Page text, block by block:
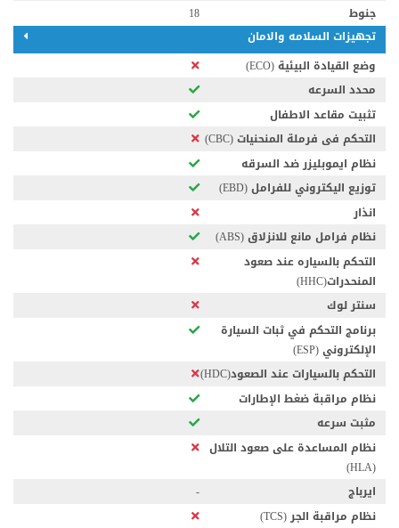
جنوط
18
تجهيزات السلامه والامان
وضع القيادة البيئية (ECO)
محدد السرعه
تثبيت مقاعد الاطفال
التحكم فى فرملة المنحنيات (CBC)
نظام ايموبليزر ضد السرقه
توزيع اليكتروني للفرامل (EBD)
انذار
نظام فرامل مانع للانزلاق (ABS)
التحكم بالسياره عند صعود
المنحدرات(HHC)
سنتر لوك
برنامج التحكم في ثبات السيارة
الإلكتروني (ESP)
التحكم بالسيارات عند الصعود(HDC)
نظام مراقبة ضغط الإطارات
مثبت سرعه
نظام المساعدة على صعود التلال
(HLA)
ايرباج
-
نظام مراقبة الجر (TCS)